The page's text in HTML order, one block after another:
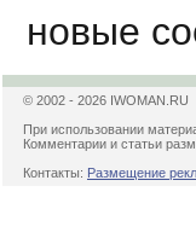
новые
© 2002 - 2026 IWOMAN.RU
При использовании
Комментарии и статьи
Контакты: Размещение